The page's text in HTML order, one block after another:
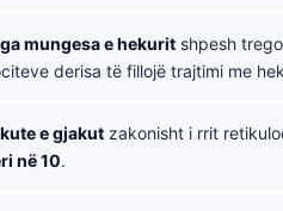
mungesa e hekurit shpesh
derisa të fillojë trajtimi me
e gjakut zakonisht i rrit
në 10.